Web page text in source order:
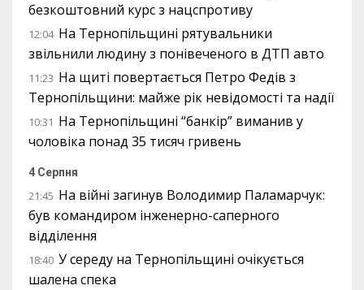
безкоштовний курс з нацспротиву
12:04 На Тернопільщині рятувальники
звільнили людину з понівеченого в ДТП авто
11:23 На щиті повертається Петро Федів з
Тернопільщини: майже рік невідомості та надії
10:31 На Тернопільщині “банкір” виманив у
чоловіка понад 35 тисяч гривень
4 Серпня
21:45 На війні загинув Володимир Паламарчук:
був командиром інженерно-саперного
відділення
18:40 У середу на Тернопільщині очікується
шалена спека